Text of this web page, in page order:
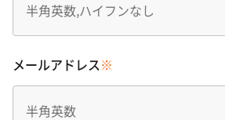
メールアドレス※